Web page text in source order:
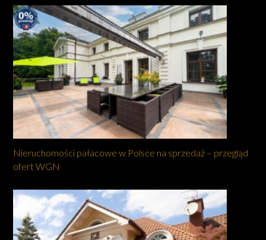
Nieruchomości pałacowe w Polsce na sprzedaż – przegląd
ofert WGN